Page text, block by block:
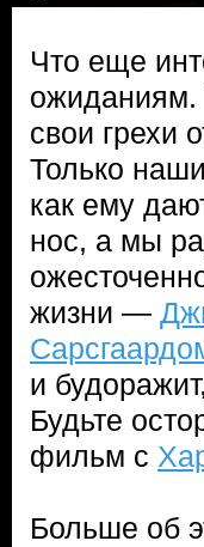
Что еще
ожиданиям.
свои грехи
Только
как ему
нос, а мы
жизни —
и
Будьте
фильм с
Больше об